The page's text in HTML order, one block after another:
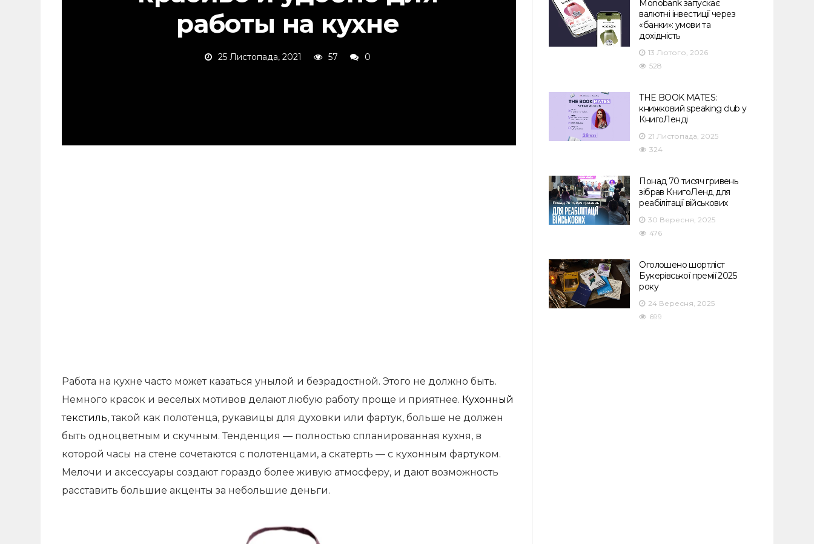
работы на кухне
25 Листопада, 2021 57 0
Работа на кухне часто может казаться унылой и безрадостной. Этого не должно быть.
Немного красок и веселых мотивов делают любую работу проще и приятнее. Кухонный
текстиль, такой как полотенца, рукавицы для духовки или фартук, больше не должен
быть одноцветным и скучным. Тенденция — полностью спланированная кухня, в
которой часы на стене сочетаются с полотенцами, а скатерть — с кухонным фартуком.
Мелочи и аксессуары создают гораздо более живую атмосферу, и дают возможность
расставить большие акценты за небольшие деньги.
Monobank запускає
валютні інвестиції через
«банки»: умови та
дохідність
13 Лютого, 2026
528
THE BOOK MATES:
книжковий speaking club у
КнигоЛенді
21 Листопада, 2025
324
Понад 70 тисяч гривень
зібрав КнигоЛенд для
реабілітації військових
30 Вересня, 2025
476
Оголошено шортліст
Букерівської премії 2025
року
24 Вересня, 2025
699